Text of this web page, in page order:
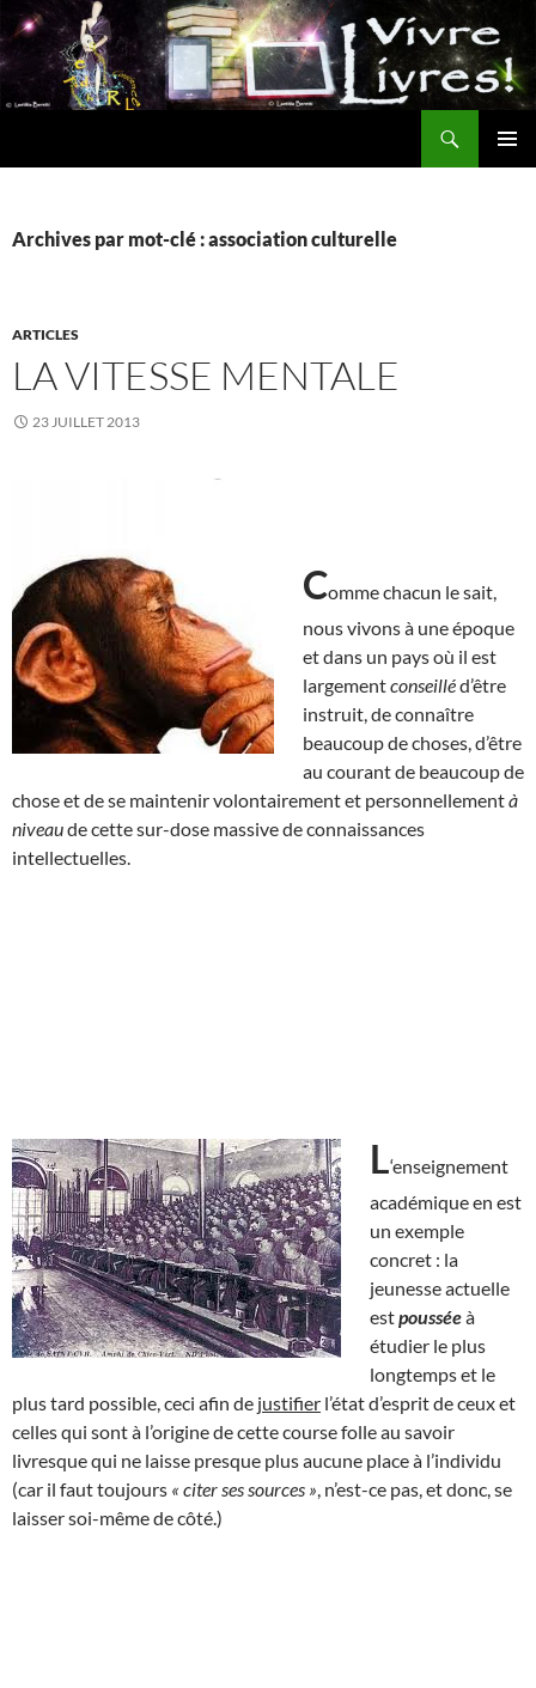
Aller
au
contenu
Archives par mot-clé : association culturelle
ARTICLES
LA VITESSE MENTALE
23 JUILLET 2013
Comme chacun le sait,
nous vivons à une époque
et dans un pays où il est
largementconseilléd’être
instruit, de connaître
beaucoup de choses, d’être
au courant de beaucoup de
chose et de se maintenir volontairement et personnellementà
niveaude cette sur-dose massive de connaissances
intellectuelles.
L‘enseignement
académique en est
un exemple
concret : la
jeunesse actuelle
estpousséeà
étudier le plus
longtemps et le
plus tard possible, ceci afin de justifier l’état d’esprit de ceux et
celles qui sont à l’origine de cette course folle au savoir
livresque qui ne laisse presque plus aucune place à l’individu
(car il faut toujours « citer ses sources » , n’est-ce pas, et donc, se
laisser soi-même de côté.)